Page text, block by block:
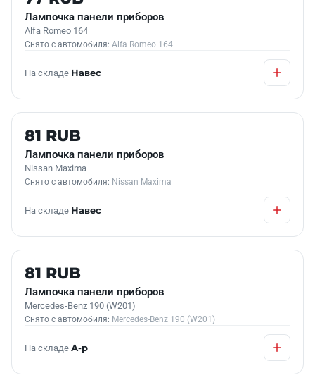
Лампочка панели приборов
Alfa Romeo 164
Снято с автомобиля: Alfa Romeo 164
На складе Навес
Б/У В НАЛИЧИИ
81 RUB
Лампочка панели приборов
Nissan Maxima
Снято с автомобиля: Nissan Maxima
На складе Навес
Б/У В НАЛИЧИИ
81 RUB
Лампочка панели приборов
Mercedes-Benz 190 (W201)
Снято с автомобиля: Mercedes-Benz 190 (W201)
На складе А-р